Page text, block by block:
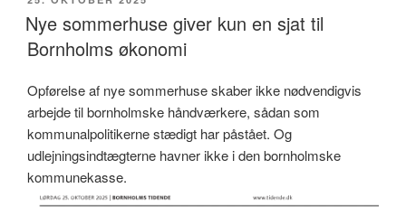
DEN
Nye sommerhuse giver kun en sjat til
Bornholms økonomi
Opførelse af nye sommerhuse skaber ikke nødvendigvis
arbejde til bornholmske håndværkere, sådan som
kommunalpolitikerne stædigt har påstået. Og
udlejningsindtægterne havner ikke i den bornholmske
kommunekasse.